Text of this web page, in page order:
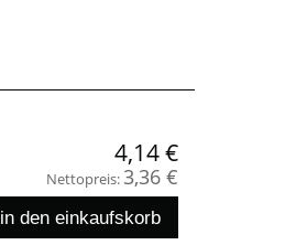
4,14 €
Nettopreis:3,36 €
in den einkaufskorb